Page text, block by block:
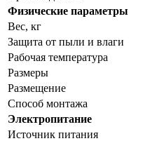
Физические параметры
Вес, кг
Защита от пыли и влаги
Рабочая температура
Размеры
Размещение
Способ монтажа
Электропитание
Источник питания